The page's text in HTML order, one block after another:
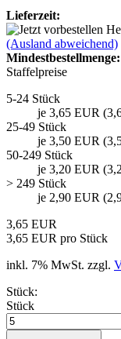
Lieferzeit:
(Ausland abweichend)
Mindest­bestellmenge:
Staffelpreise
5-24 Stück
je 3,65 EUR
25-49 Stück
je 3,50 EUR
50-249 Stück
je 3,20 EUR
> 249 Stück
je 2,90 EUR
3,65 EUR
3,65 EUR pro Stück
inkl. 7% MwSt. zzgl.
Stück:
Stück